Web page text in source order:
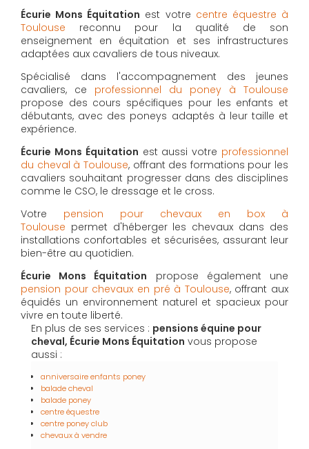
Écurie Mons Équitation est votre centre équestre à
Toulouse reconnu pour la qualité de son
enseignement en équitation et ses infrastructures
adaptées aux cavaliers de tous niveaux.
Spécialisé dans l'accompagnement des jeunes
cavaliers, ce professionnel du poney à Toulouse
propose des cours spécifiques pour les enfants et
débutants, avec des poneys adaptés à leur taille et
expérience.
Écurie Mons Équitation est aussi votre professionnel
du cheval à Toulouse, offrant des formations pour les
cavaliers souhaitant progresser dans des disciplines
comme le CSO, le dressage et le cross.
Votre pension pour chevaux en box à
Toulouse permet d'héberger les chevaux dans des
installations confortables et sécurisées, assurant leur
bien-être au quotidien.
Écurie Mons Équitation propose également une
pension pour chevaux en pré à Toulouse, offrant aux
équidés un environnement naturel et spacieux pour
vivre en toute liberté.
En plus de ses services : pensions équine pour
cheval, Écurie Mons Équitation vous propose
aussi :
anniversaire enfants poney
balade cheval
balade poney
centre équestre
centre poney club
chevaux à vendre